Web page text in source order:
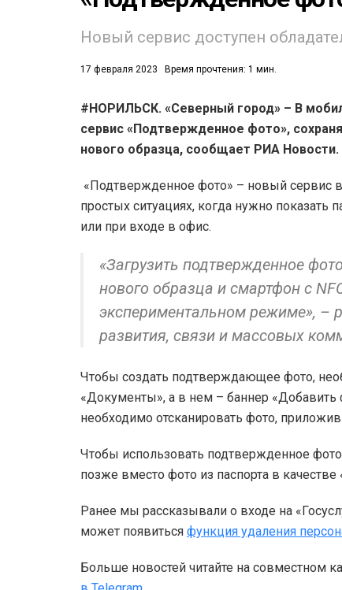
Новый сервис доступен
17 февраля 2023 Время прочтения: 1 мин.
#НОРИЛЬСК. «Северный город» – В
сервис «Подтвержденное фото»,
нового образца, сообщает РИА Новости.
«Подтвержденное фото» – новый сервис
простых ситуациях, когда нужно показать
или при входе в офис.
«Загрузить подтвержденное
нового образца и смартфон с
экспериментальном режиме», –
развития, связи и массовых
Чтобы создать подтверждающее фото,
«Документы», а в нем – баннер «Добавить
необходимо отсканировать фото,
Чтобы использовать подтвержденное
позже вместо фото из паспорта в
Ранее мы рассказывали о входе на
может появиться функция удаления
Больше новостей читайте на совместном